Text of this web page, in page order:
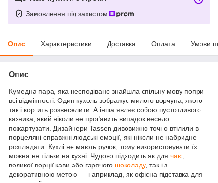
Замовлення під захистом
Опис Характеристики Доставка Оплата Умови
Опис
Кумедна пара, яка несподівано знайшла спільну мову попри
всі відмінності. Один кухоль зображує милого ворчуна, якого
так і кортить розвеселити. А інша являє собою пустотливого
казника, який ніколи не проґавить випадок весело
пожартувати. Дизайнери Tassen дивовижно точно втілили в
порцеляні справжні людські емоції, які ніколи не набридне
розглядати. Кухлі не мають ручок, тому використовувати їх
можна не тільки на кухні. Чудово підходить як для чаю
великої порції кави або гарячого шоколаду, так і з
декоративною метою — наприклад, як офісна підставка для